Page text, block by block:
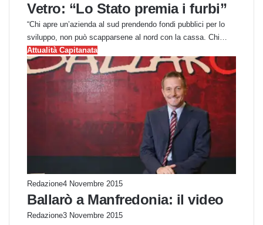
Vetro: “Lo Stato premia i furbi”
“Chi apre un’azienda al sud prendendo fondi pubblici per lo
sviluppo, non può scapparsene al nord con la cassa. Chi…
Attualità Capitanata
Redazione4 Novembre 2015
Ballarò a Manfredonia: il video
Redazione3 Novembre 2015